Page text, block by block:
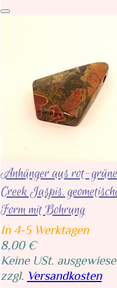
Anhänger aus rot-
Creek Jaspis,
Form mit Bohrung
In 4-5 Werktagen
8,00 €
Keine USt.
zzgl. Versandkosten